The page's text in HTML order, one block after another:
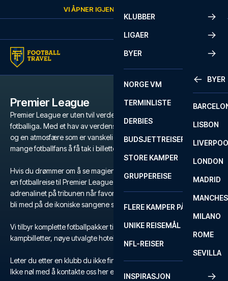
VI ÅPNER IGJEN
KLUBBER
LIGAER
BYER
BYER
LISBON
LONDON
MADRID
MILANO
ROME
SEVILLA
NORGE VM
TERMINLISTE
DERBIES
BUDSJETTREISER
STORE KAMPER
GRUPPEREISE
FLERE KAMPER PÅ ÉN REISE
UNIKE REISEMÅL
NFL-REISER
INSPIRASJON
Premier League
Premier League er uten tvil verdens mest populære og intense
fotballiga. Med et hav av verdensstjerner, legendariske klubber
og en atmosfære som er vanskelig å matche, er det en drøm for
mange fotballfans å få tak i billetter til Premier League.
Hvis du drømmer om å se magien utfolde seg på gressmatta, er
en fotballreise til Premier League den ultimate opplevelsen. Kjenn
adrenalinet på tribunen når favorittlaget ditt kjemper for seier, og
bli med på de ikoniske sangene som runger gjennom stadion.
Vi tilbyr komplette fotballpakker til Premier League med
kampbilletter, nøye utvalgte hoteller og flyreise.
Leter du etter en klubb du ikke finner?
Ikke nøl med å kontakte oss her eller på +47 73 02 20 22